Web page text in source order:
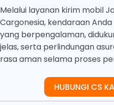
Melalui layanan kirim mobil
Cargonesia, kendaraan
yang berpengalaman,
jelas, serta perlindungan
rasa aman selama proses
HUBUNGI CS